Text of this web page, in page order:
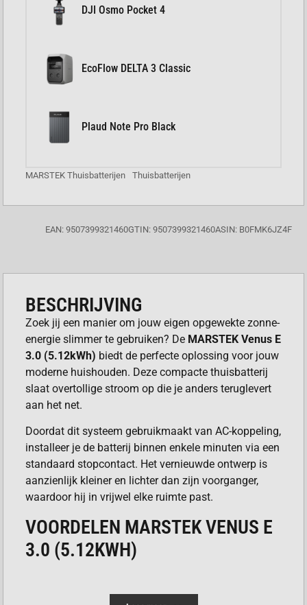
DJI Osmo Pocket 4
EcoFlow DELTA 3 Classic
Plaud Note Pro Black
MARSTEK Thuisbatterijen Thuisbatterijen
EAN: 9507399321460GTIN: 9507399321460ASIN: B0FMK6JZ4F
BESCHRIJVING
Zoek jij een manier om jouw eigen opgewekte zonne-
energie slimmer te gebruiken? De MARSTEK Venus E
3.0 (5.12kWh) biedt de perfecte oplossing voor jouw
moderne huishouden. Deze compacte thuisbatterij
slaat overtollige stroom op die je anders teruglevert
aan het net.
Doordat dit systeem gebruikmaakt van AC-koppeling,
installeer je de batterij binnen enkele minuten via een
standaard stopcontact. Het vernieuwde ontwerp is
aanzienlijk kleiner en lichter dan zijn voorganger,
waardoor hij in vrijwel elke ruimte past.
VOORDELEN MARSTEK VENUS E
3.0 (5.12KWH)
slimme laadmomenten.